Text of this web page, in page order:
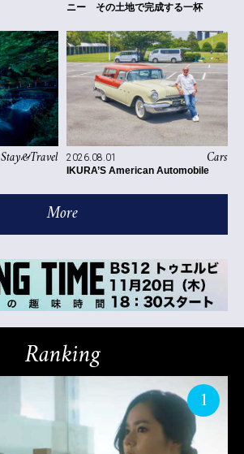
ニー その土地で完成する一杯
Stay&Travel Cars
2026.08.01
IKURA’S American Automobile
More
Ranking
1